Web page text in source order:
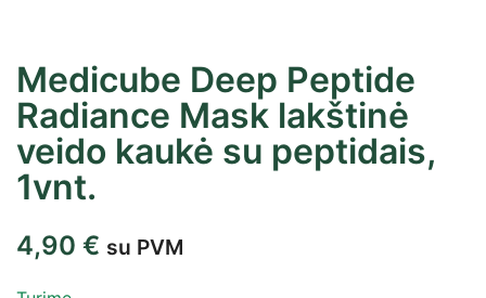
Medicube Deep Peptide
Radiance Mask lakštinė
veido kaukė su peptidais,
1vnt.
4,90 € su PVM